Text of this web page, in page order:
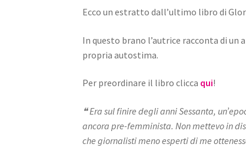
Ecco un estratto dall’ultimo libro di
In questo brano l’autrice racconta di
propria autostima.
Per preordinare il libro clicca qui!
❝Era sul finire degli anni Sessanta,
ancora pre-femminista. Non mettevo in
che giornalisti meno esperti di me